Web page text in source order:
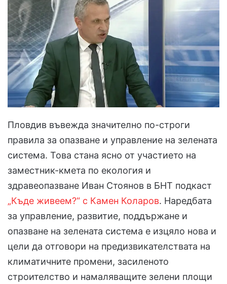
Пловдив въвежда значително по-строги
правила за опазване и управление на зелената
система. Това стана ясно от участието на
заместник-кмета по екология и
здравеопазване Иван Стоянов в БНТ подкаст
„Къде живеем?“ с Камен Коларов. Наредбата
за управление, развитие, поддържане и
опазване на зелената система е изцяло нова и
цели да отговори на предизвикателствата на
климатичните промени, засиленото
строителство и намаляващите зелени площи